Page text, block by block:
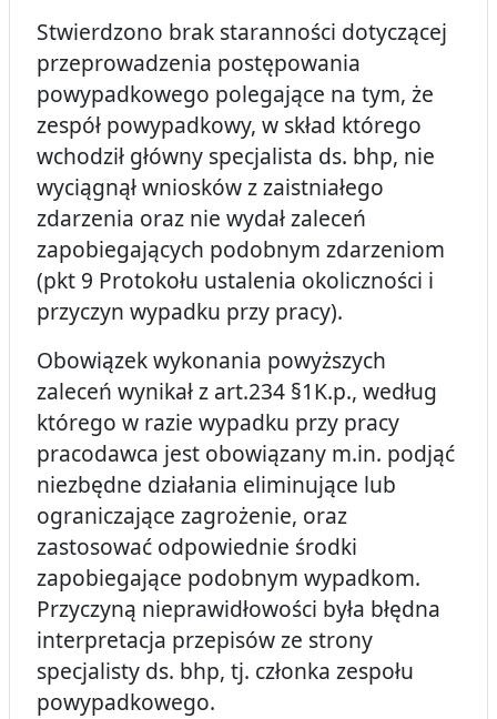
Stwierdzono brak staranności dotyczącej
przeprowadzenia postępowania
powypadkowego polegające na tym, że
zespół powypadkowy, w skład którego
wchodził główny specjalista ds. bhp, nie
wyciągnął wniosków z zaistniałego
zdarzenia oraz nie wydał zaleceń
zapobiegających podobnym zdarzeniom
(pkt 9 Protokołu ustalenia okoliczności i
przyczyn wypadku przy pracy).
Obowiązek wykonania powyższych
zaleceń wynikał z art.234 §1K.p., według
którego w razie wypadku przy pracy
pracodawca jest obowiązany m.in. podjąć
niezbędne działania eliminujące lub
ograniczające zagrożenie, oraz
zastosować odpowiednie środki
zapobiegające podobnym wypadkom.
Przyczyną nieprawidłowości była błędna
interpretacja przepisów ze strony
specjalisty ds. bhp, tj. członka zespołu
powypadkowego.